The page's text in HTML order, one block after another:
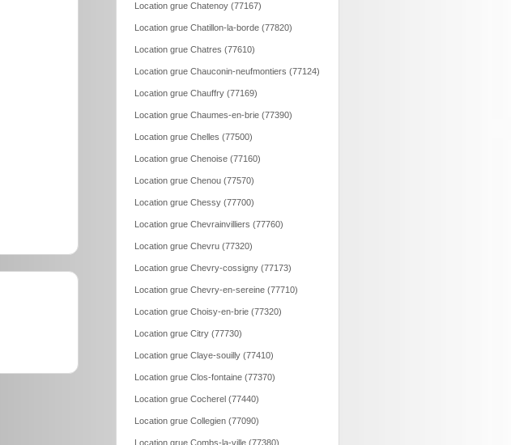
Location grue Chatenoy (77167)
Location grue Chatillon-la-borde (77820)
Location grue Chatres (77610)
Location grue Chauconin-neufmontiers (77124)
Location grue Chauffry (77169)
Location grue Chaumes-en-brie (77390)
Location grue Chelles (77500)
Location grue Chenoise (77160)
Location grue Chenou (77570)
Location grue Chessy (77700)
Location grue Chevrainvilliers (77760)
Location grue Chevru (77320)
Location grue Chevry-cossigny (77173)
Location grue Chevry-en-sereine (77710)
Location grue Choisy-en-brie (77320)
Location grue Citry (77730)
Location grue Claye-souilly (77410)
Location grue Clos-fontaine (77370)
Location grue Cocherel (77440)
Location grue Collegien (77090)
Location grue Combs-la-ville (77380)